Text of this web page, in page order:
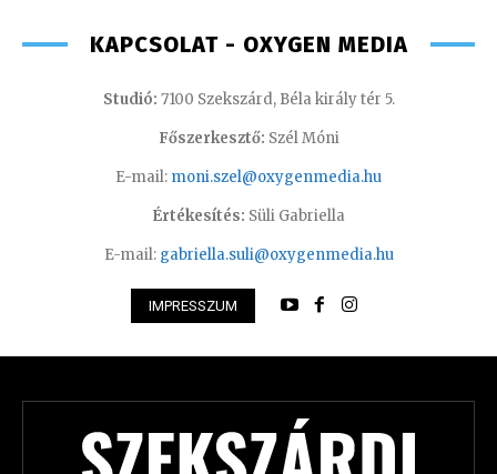
KAPCSOLAT - OXYGEN MEDIA
Studió: 7100 Szekszárd, Béla király tér 5.
Főszerkesztő: Szél Móni
E-mail: moni.szel@oxygenmedia.hu
Értékesítés: Süli Gabriella
E-mail: gabriella.suli@oxygenmedia.hu
IMPRESSZUM